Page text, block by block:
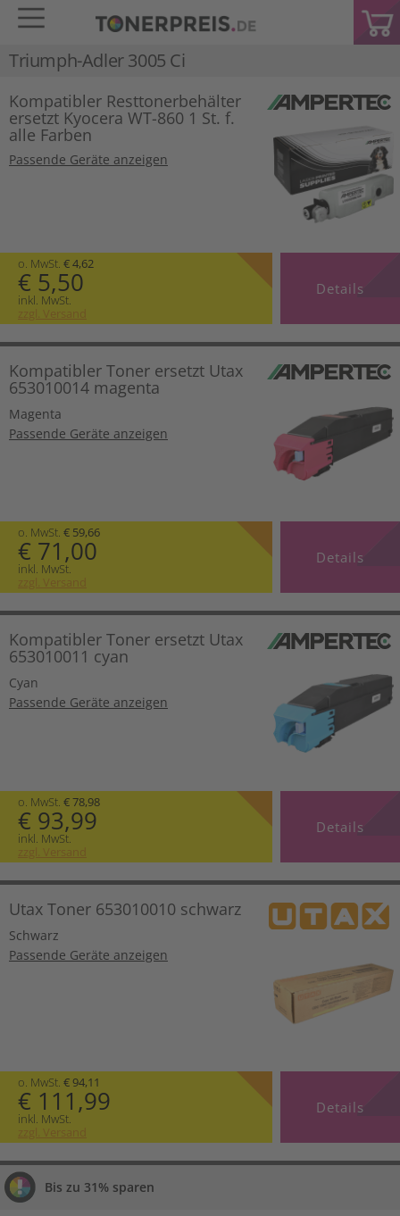
Triumph-Adler 3005 Ci
Kompatibler Resttonerbehälter
ersetzt Kyocera WT-860 1 St. f.
alle Farben
Passende Geräte anzeigen
o. MwSt. € 4,62
€ 5,50
inkl. MwSt.
zzgl. Versand
Details
Kompatibler Toner ersetzt Utax
653010014 magenta
Magenta
Passende Geräte anzeigen
o. MwSt. € 59,66
€ 71,00
inkl. MwSt.
zzgl. Versand
Details
Kompatibler Toner ersetzt Utax
653010011 cyan
Cyan
Passende Geräte anzeigen
o. MwSt. € 78,98
€ 93,99
inkl. MwSt.
zzgl. Versand
Details
Utax Toner 653010010 schwarz
Schwarz
Passende Geräte anzeigen
o. MwSt. € 94,11
€ 111,99
inkl. MwSt.
zzgl. Versand
Details
Bis zu 31% sparen